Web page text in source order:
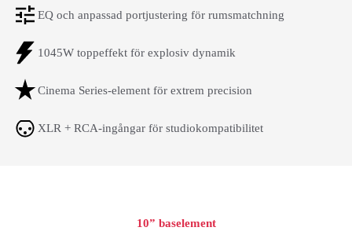
EQ och anpassad portjustering för rumsmatchning
1045W toppeffekt för explosiv dynamik
Cinema Series-element för extrem precision
XLR + RCA-ingångar för studiokompatibilitet
10” baselement